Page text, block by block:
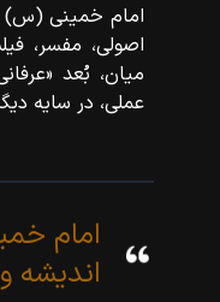
امام خمینی (س)
اصولی، مفسر،
میان، بُعد
عملی، در سایه
امام
اندیشه